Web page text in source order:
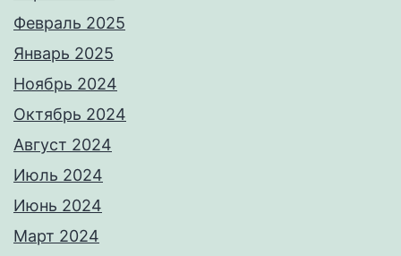
Февраль 2025
Январь 2025
Ноябрь 2024
Октябрь 2024
Август 2024
Июль 2024
Июнь 2024
Март 2024